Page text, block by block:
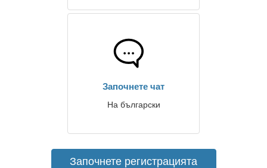
Започнете чат
На български
Започнете регистрацията